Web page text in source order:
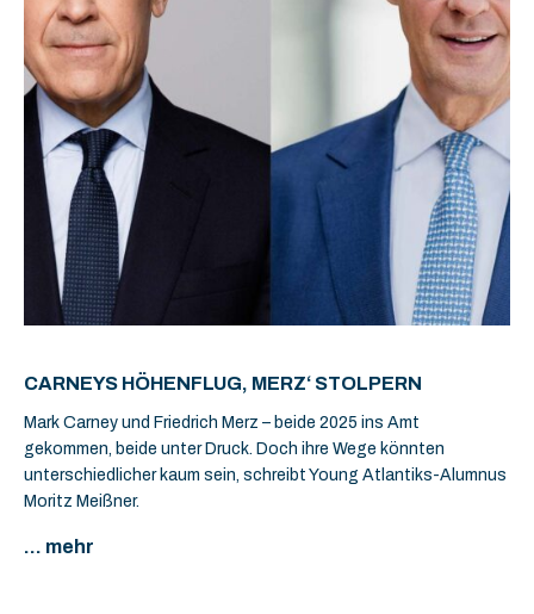
CARNEYS HÖHENFLUG, MERZ‘ STOLPERN
Mark Carney und Friedrich Merz – beide 2025 ins Amt
gekommen, beide unter Druck. Doch ihre Wege könnten
unterschiedlicher kaum sein, schreibt Young Atlantiks-Alumnus
Moritz Meißner.
... mehr